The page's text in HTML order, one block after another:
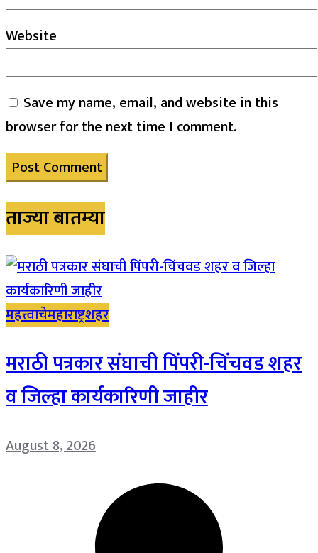
Website
Save my name, email, and website in this
browser for the next time I comment.
ताज्या बातम्या
महत्त्वाचेमहाराष्ट्रशहर
मराठी पत्रकार संघाची पिंपरी-चिंचवड शहर
व जिल्हा कार्यकारिणी जाहीर
August 8, 2026